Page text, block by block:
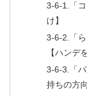
3-6-1.「
け】
3-6-2.「
【ハンデ
3-6-3.「
持ちの方